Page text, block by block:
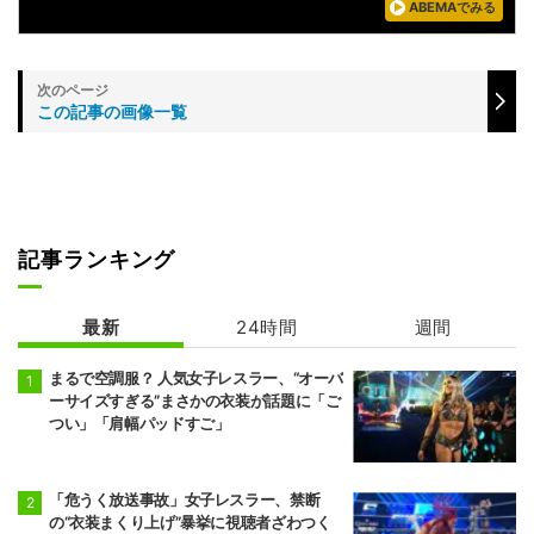
ABEMAでみる
この記事の画像一覧
記事ランキング
最新 24時間 週間
まるで空調服？ 人気女子レスラー、“オーバ
ーサイズすぎる”まさかの衣装が話題に「ご
つい」「肩幅パッドすご」
「危うく放送事故」女子レスラー、禁断
の“衣装まくり上げ”暴挙に視聴者ざわつく